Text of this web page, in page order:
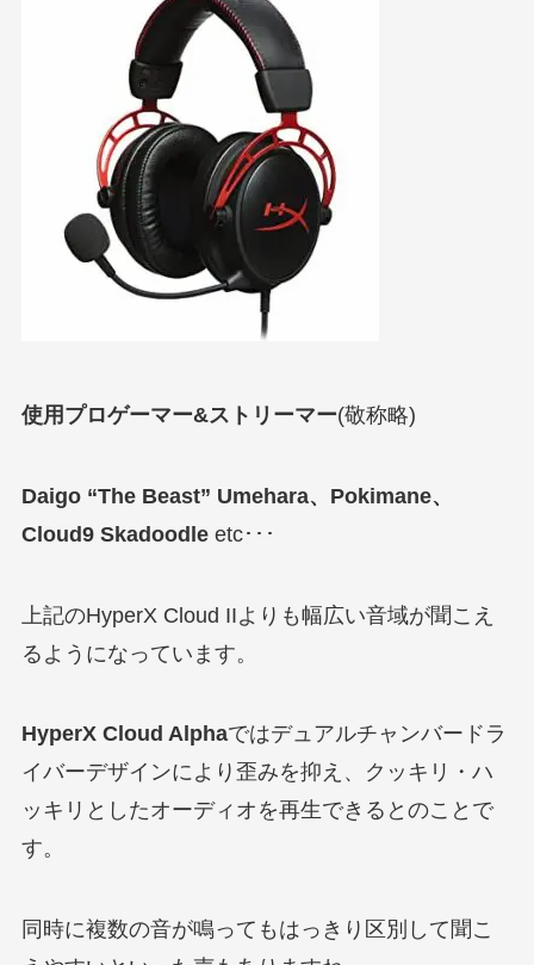
使用プロゲーマー&ストリーマー(敬称略)
Daigo “The Beast” Umehara、Pokimane、
Cloud9 Skadoodleetc･･･
上記のHyperX Cloud IIよりも幅広い音域が聞こえ
るようになっています。
HyperX Cloud Alphaではデュアルチャンバードラ
イバーデザインにより歪みを抑え、クッキリ・ハ
ッキリとしたオーディオを再生できるとのことで
す。
同時に複数の音が鳴ってもはっきり区別して聞こ